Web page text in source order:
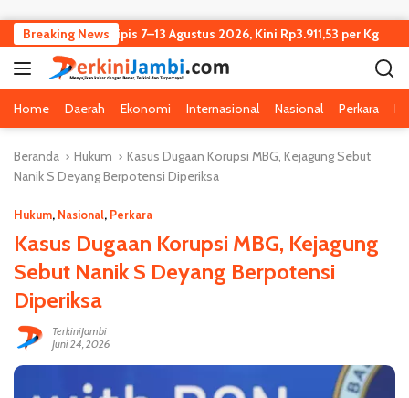
Breaking News
Jambi Turun Tipis 7–13 Agustus 2026, Kini Rp3.911,53 per Kg
Home Daerah Ekonomi Internasional Nasional Perkara
Beranda Hukum
Kasus Dugaan Korupsi MBG, Kejagung Sebut
Nanik S Deyang Berpotensi Diperiksa
Hukum, Nasional, Perkara
Kasus Dugaan Korupsi MBG, Kejagung
Sebut Nanik S Deyang Berpotensi
Diperiksa
TerkiniJambi
Juni 24, 2026